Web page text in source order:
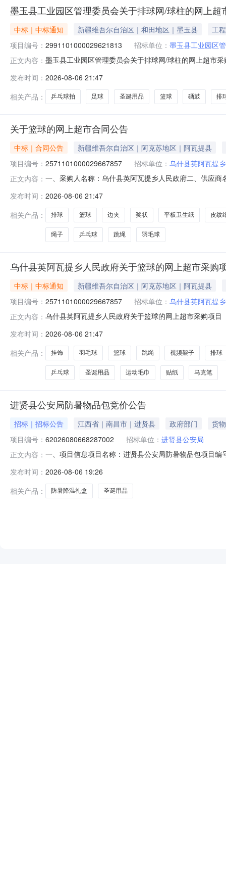
墨玉县工业园区管理委员会关于排球网/球柱的网上超
中标｜中标通知 新疆维吾尔自治区｜和田地区｜墨玉县
工
项目编号： 2991101000029621813 招标单位： 墨玉县工业园区
正文内容： 墨玉县工业园区管理委员会关于排球网/球柱的网上超市
项目所在行政区划编码:653222项目所在行政区划名称:
发布时间： 2026-08-06 21:47
相关产品：
乒乓球拍 足球 圣诞用品 篮球 硒鼓 排
关于篮球的网上超市合同公告
中标｜合同公告
新疆维吾尔自治区｜阿克苏地区｜阿瓦提县
项目编号： 2571101000029667857 招标单位： 乌什县英阿瓦提
正文内容： 一、采购人名称：乌什县英阿瓦提乡人民政府二、供应
2.001202402世达VB5065C-33排球世达/
发布时间： 2026-08-06 21:47
相关产品：
排球 篮球 边夹 奖状 平板卫生纸 皮纹
绳子 乒乓球 跳绳 羽毛球
乌什县英阿瓦提乡人民政府关于篮球的网上超市采购
中标｜中标通知
新疆维吾尔自治区｜阿克苏地区｜阿瓦提县
项目编号： 2571101000029667857 招标单位： 乌什县英阿瓦提
正文内容： 乌什县英阿瓦提乡人民政府关于篮球的网上超市采购项
区划编码:652927项目所在行政区划名称:新疆维吾尔自
发布时间： 2026-08-06 21:47
相关产品：
挂饰 羽毛球 篮球 跳绳 视频架子 排球
乒乓球 圣诞用品 运动毛巾 贴纸 马克笔
进贤县公安局防暑物品包竞价公告
招标｜招标公告 江西省｜南昌市｜进贤县 政府部门
货物
项目编号： 62026080668287002 招标单位： 进贤县公安局
正文内容： 一、项目信息项目名称：进贤县公安局防暑物品包项目
用品/礼品/装饰品;颜色分类:【夏日清凉】NM15团购价
发布时间： 2026-08-06 19:26
相关产品：
防暑降温礼盒 圣诞用品